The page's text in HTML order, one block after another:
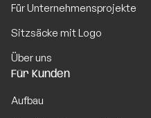
Für Unternehmensprojekte
Sitzsäcke mit Logo
Über uns
Für Kunden
Aufbau